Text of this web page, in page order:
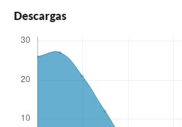
Descargas